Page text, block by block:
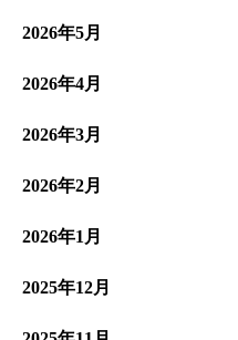
2026年5月
2026年4月
2026年3月
2026年2月
2026年1月
2025年12月